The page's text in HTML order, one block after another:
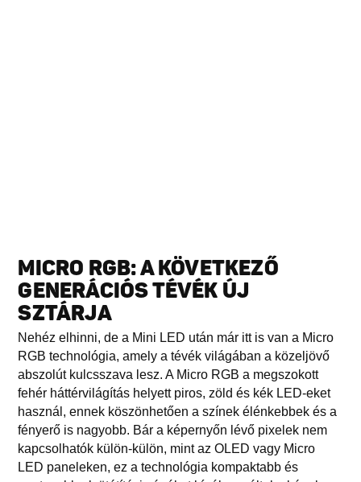
MICRO RGB: A KÖVETKEZŐ
GENERÁCIÓS TÉVÉK ÚJ
SZTÁRJA
Nehéz elhinni, de a Mini LED után már itt is van a Micro
RGB technológia, amely a tévék világában a közeljövő
abszolút kulcsszava lesz. A Micro RGB a megszokott
fehér háttérvilágítás helyett piros, zöld és kék LED-eket
használ, ennek köszönhetően a színek élénkebbek és a
fényerő is nagyobb. Bár a képernyőn lévő pixelek nem
kapcsolhatók külön-külön, mint az OLED vagy Micro
LED paneleken, ez a technológia kompaktabb és